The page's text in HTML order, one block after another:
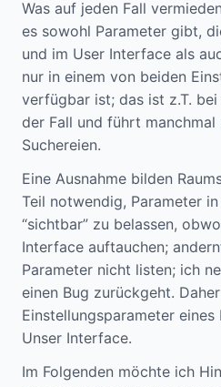
Was auf jeden Fall
es sowohl Parameter gibt,
und im User Interface als
nur in einem von beiden
verfügbar ist; das ist z.T.
der Fall und führt manchmal
Suchereien.
Eine Ausnahme bilden
Teil notwendig, Parameter
“sichtbar” zu belassen,
Interface auftauchen;
Parameter nicht listen; ich
einen Bug zurückgeht.
Einstellungsparameter eines
Unser Interface.
Im Folgenden möchte ich